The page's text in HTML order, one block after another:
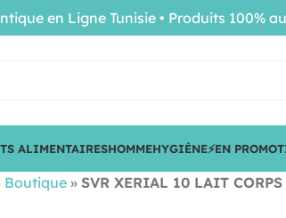
ALIMENTAIRESHOMMEHYGIÈNE⚡️EN
Boutique» SVR XERIAL 10 LAIT
en Ligne Tunisie • Produits 100%